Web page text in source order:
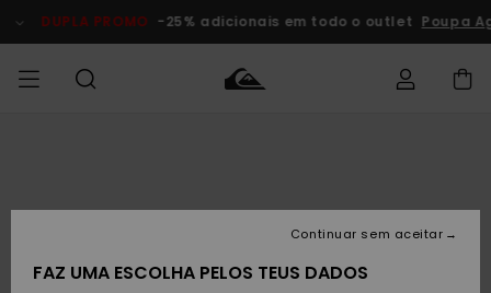
do
DUPLA PROMO -25% adicionais em todo o outlet Poupa
MENINO
MULHER
chegados
Crianças
Artigos
Criança
Devoluções
FAZ UMA ESCOLHA PELOS TEUS DADOS
Continuar sem aceitar